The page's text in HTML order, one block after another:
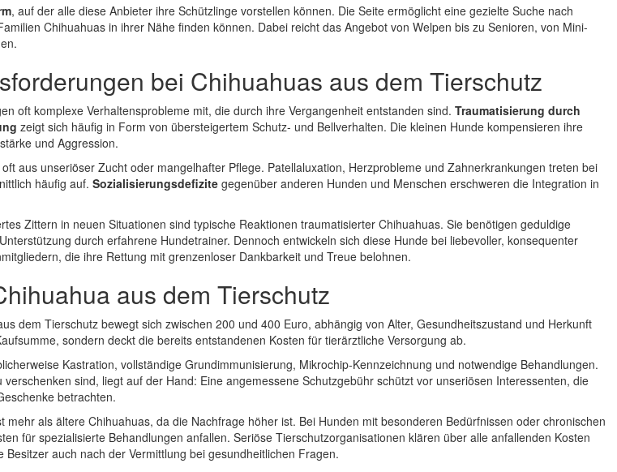
, auf der alle diese Anbieter ihre Schützlinge vorstellen können. Die Seite ermöglicht eine gezielte Suche nach
Chihuahuas in ihrer Nähe finden können. Dabei reicht das Angebot von Welpen bis zu Senioren, von Mini-
bei Chihuahuas aus dem Tierschutz
oft komplexe Verhaltensprobleme mit, die durch ihre Vergangenheit entstanden sind. Traumatisierung durch
zeigt sich häufig in Form von übersteigertem Schutz- und Bellverhalten. Die kleinen Hunde kompensieren ihre
und Aggression.
aus unseriöser Zucht oder mangelhafter Pflege. Patellaluxation, Herzprobleme und Zahnerkrankungen treten bei
häufig auf. Sozialisierungsdefizitegegenüber anderen Hunden und Menschen erschweren die Integration in
Zittern in neuen Situationen sind typische Reaktionen traumatisierter Chihuahuas. Sie benötigen geduldige
durch erfahrene Hundetrainer. Dennoch entwickeln sich diese Hunde bei liebevoller, konsequenter
die ihre Rettung mit grenzenloser Dankbarkeit und Treue belohnen.
aus dem Tierschutz
dem Tierschutz bewegt sich zwischen 200 und 400 Euro, abhängig von Alter, Gesundheitszustand und Herkunft
sondern deckt die bereits entstandenen Kosten für tierärztliche Versorgung ab.
Kastration, vollständige Grundimmunisierung, Mikrochip-Kennzeichnung und notwendige Behandlungen.
sind, liegt auf der Hand: Eine angemessene Schutzgebühr schützt vor unseriösen Interessenten, die
betrachten.
mehr als ältere Chihuahuas, da die Nachfrage höher ist. Bei Hunden mit besonderen Bedürfnissen oder chronischen
für spezialisierte Behandlungen anfallen. Seriöse Tierschutzorganisationen klären über alle anfallenden Kosten
auch nach der Vermittlung bei gesundheitlichen Fragen.